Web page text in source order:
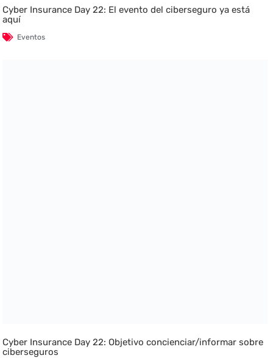
Cyber Insurance Day 22: El evento del ciberseguro ya está
aquí
Eventos
Cyber Insurance Day 22: Objetivo concienciar/informar sobre
ciberseguros